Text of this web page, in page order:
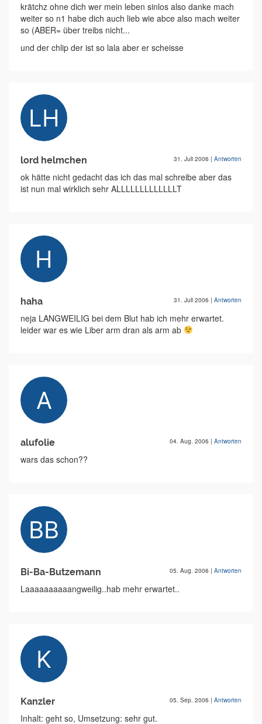
krätchz ohne dich wer mein leben sinlos also danke mach
weiter so n1 habe dich auch lieb wie abce also mach weiter
so (ABER= über treibs nicht...
und der chlip der ist so lala aber er scheisse
lord helmchen 31. Juli 2006 | Antworten
ok hätte nicht gedacht das ich das mal schreibe aber das
ist nun mal wirklich sehr ALLLLLLLLLLLLLT
haha 31. Juli 2006 | Antworten
neja LANGWEILIG bei dem Blut hab ich mehr erwartet.
leider war es wie Liber arm dran als arm ab
alufolie 04. Aug. 2006 | Antworten
wars das schon??
Bi-Ba-Butzemann 05. Aug. 2006 | Antworten
Laaaaaaaaaangweilig..hab mehr erwartet..
Kanzler 05. Sep. 2006 | Antworten
Inhalt: geht so, Umsetzung: sehr gut.